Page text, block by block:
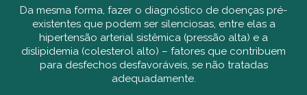
Da mesma forma, fazer o diagnóstico de doenças pré-
existentes que podem ser silenciosas, entre elas a
hipertensão arterial sistêmica (pressão alta) e a
dislipidemia (colesterol alto) – fatores que contribuem
para desfechos desfavoráveis, se não tratadas
adequadamente.